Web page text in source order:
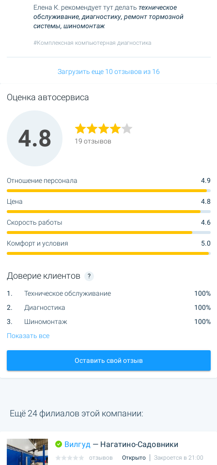
Елена К. рекомендует тут делать техническое
обслуживание, диагностику, ремонт тормозной
системы, шиномонтаж
#Комплексная компьютерная диагностика
Загрузить еще 10 отзывов из 16
Оценка автосервиса
4.8 19 отзывов
Отношение персонала 4.9
Цена 4.8
Скорость работы 4.6
Комфорт и условия 5.0
Доверие клиентов ?
1. Техническое обслуживание
100%
2.
Диагностика
100%
3.
Шиномонтаж
100%
Показать все
Оставить свой отзыв
Ещё 24 филиалов этой компании:
Вилгуд — Нагатино-Садовники
отзывов Открыто Закроется в 21:00